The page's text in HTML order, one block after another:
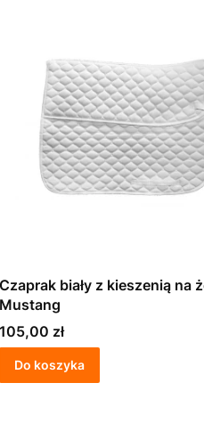
Czaprak biały z kieszenią na
Mustang
Cena
105,00 zł
Do koszyka